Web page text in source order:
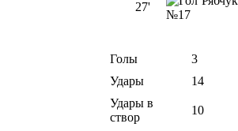
27'
№17
Голы
3
Удары 14
Удары в
створ
10